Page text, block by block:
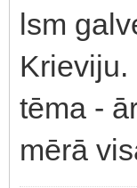
lsm
tēma -
mērā